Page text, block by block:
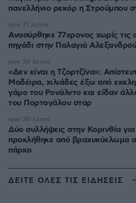
πανελλήνιο ρεκόρ η Στρούμπου
Ανασύρθηκε 77χρονος χωρίς τις
πηγάδι στην Παλαγιά
πριν 21 λεπτά
«Δεν είναι η Τζορτζίνα»:
Μαδέιρα, χιλιάδες έξω από
γάμο του Ρονάλντο και είδαν
του Πορτογάλου σταρ
πριν 30 λεπτά
Δύο συλλήψεις στην Κορινθία
προκλήθηκε από βραχυκύκλωμα
πάρκο
πριν 30 λεπτά
ΔΕΙΤΕ ΟΛΕΣ ΤΙΣ ΕΙΔΗΣΕΙΣ